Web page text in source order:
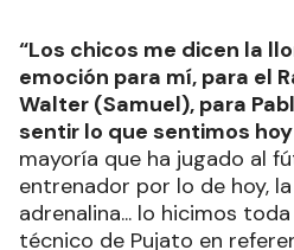
“Los chicos me dicen la
emoción para mí, para el
Walter (Samuel), para
sentir lo que sentimos
mayoría que ha jugado al
entrenador por lo de hoy,
adrenalina... lo hicimos
técnico de Pujato en